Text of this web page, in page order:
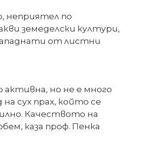
неприятел по
земеделски култури,
от листни
но не е много
сух прах, който се
Качеството на
каза проф. Пенка